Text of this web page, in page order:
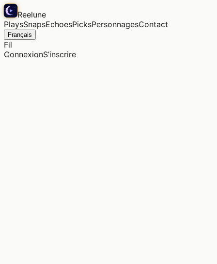
Reelune
PlaysSnapsEchoesPicksPersonnagesContact
Français
Fil
ConnexionS’inscrire